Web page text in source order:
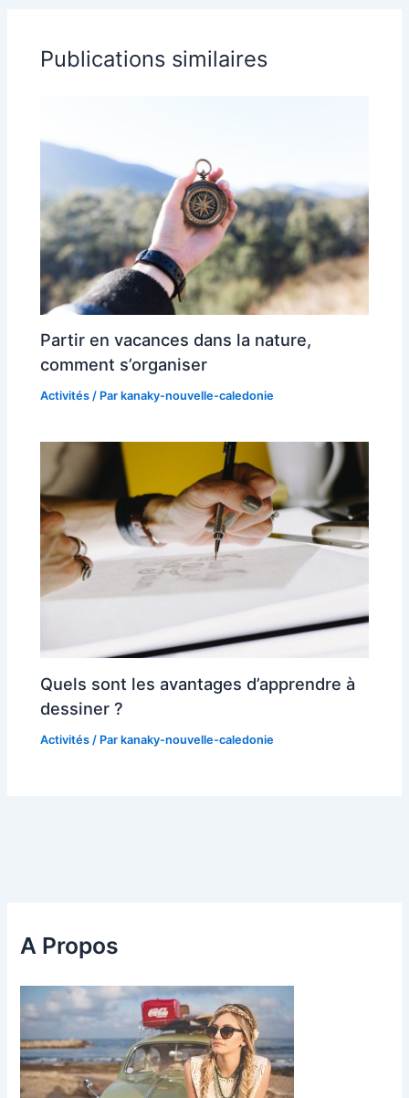
Publications similaires
Partir en vacances dans la nature,
comment s’organiser
Activités / Parkanaky-nouvelle-caledonie
Quels sont les avantages d’apprendre à
dessiner ?
Activités / Parkanaky-nouvelle-caledonie
A Propos